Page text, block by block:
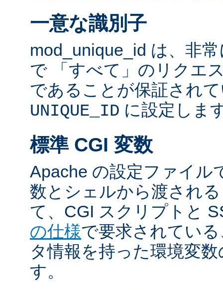
一意な識別子
mod_unique_id は、非
で 「すべて」のリクエ
であることが保証され
UNIQUE_ID に設定しま
標準 CGI 変数
Apache の設定ファイル
数とシェルから渡され
て、CGI スクリプトと
の仕様で要求されてい
タ情報を持った環境変
す。